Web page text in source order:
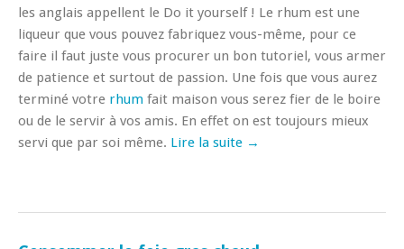
les anglais appellent le Do it yourself ! Le rhum est une
liqueur que vous pouvez fabriquez vous-même, pour ce
faire il faut juste vous procurer un bon tutoriel, vous armer
de patience et surtout de passion. Une fois que vous aurez
terminé votre rhum fait maison vous serez fier de le boire
ou de le servir à vos amis. En effet on est toujours mieux
servi que par soi même. Lire la suite →